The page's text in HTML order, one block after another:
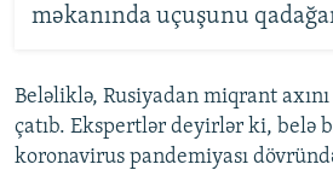
məkanında uçuşunu
Beləliklə, Rusiyadan miqrant
çatıb. Ekspertlər deyirlər ki, belə
koronavirus pandemiyası